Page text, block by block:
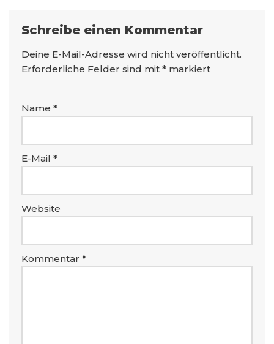
Schreibe einen Kommentar
Deine E-Mail-Adresse wird nicht veröffentlicht.
Erforderliche Felder sind mit * markiert
Name *
E-Mail *
Website
Kommentar *